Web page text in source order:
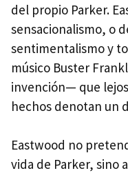
del propio Parker.
sensacionalismo, o
sentimentalismo y
músico Buster
invención— que
hechos denotan un
Eastwood no
vida de Parker, sino